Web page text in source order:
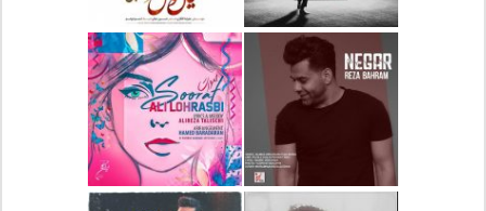
دانلود آلبوم جدید سیروان
خسروی بنام مونولوگ
دانلود آهنگ جدید علیرضا
قربانی بنام خیال خوش